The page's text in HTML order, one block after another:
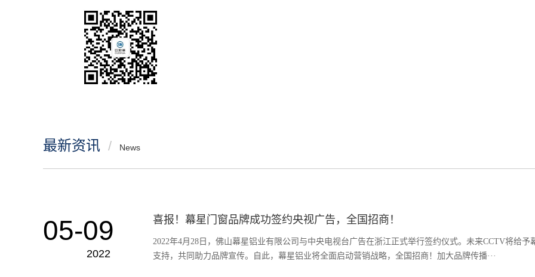
最新资讯 / News
05-09
2022
喜报！幕星门窗品牌成功签约央视广告，全国招商！
2022年4月28日，佛山幕星铝业有限公司与中央电视台广告在浙江正式举行签约仪式。未来CCTV将给予
支持，共同助力品牌宣传。自此，幕星铝业将全面启动营销战略，全国招商！加大品牌传播···